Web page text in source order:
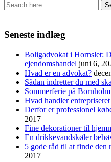
Seneste indlæg
Boligadvokat i Hornslet:
ejendomshandel juni 6,
Hvad er en advokat?
Sådan indretter du med
Sommerferie på Bornholm
Hvad handler
Derfor er professionel
2017
Fine dekorationer til
En drikkevandskøler
5 gode råd til at finde den
2017